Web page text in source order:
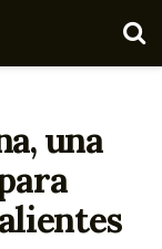
una